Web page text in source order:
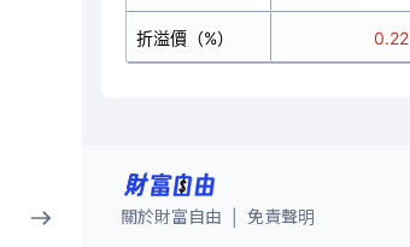
折溢價（%） 0.22
關於財富自由 免責聲明